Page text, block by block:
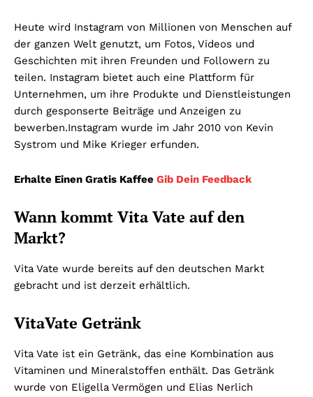
Heute wird Instagram von Millionen von Menschen auf
der ganzen Welt genutzt, um Fotos, Videos und
Geschichten mit ihren Freunden und Followern zu
teilen. Instagram bietet auch eine Plattform für
Unternehmen, um ihre Produkte und Dienstleistungen
durch gesponserte Beiträge und Anzeigen zu
bewerben.Instagram wurde im Jahr 2010 von Kevin
Systrom und Mike Krieger erfunden.
Erhalte Einen Gratis Kaffee Gib Dein Feedback
Wann kommt Vita Vate auf den
Markt?
Vita Vate wurde bereits auf den deutschen Markt
gebracht und ist derzeit erhältlich.
VitaVate Getränk
Vita Vate ist ein Getränk, das eine Kombination aus
Vitaminen und Mineralstoffen enthält. Das Getränk
wurde von Eligella Vermögen und Elias Nerlich